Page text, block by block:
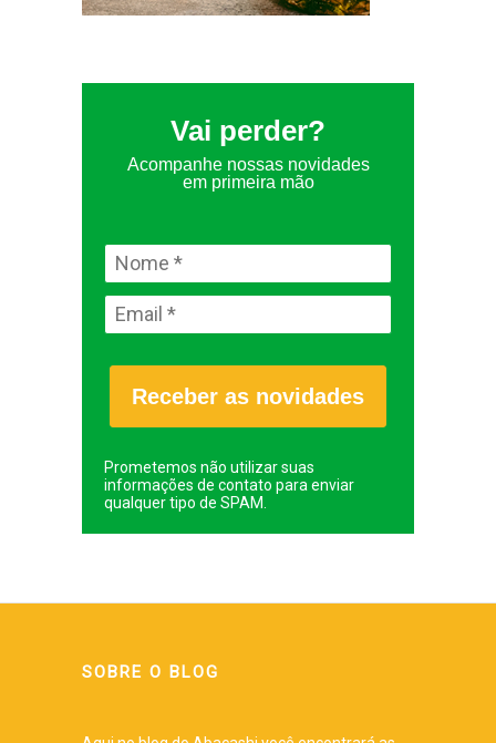
Vai perder?
Acompanhe nossas novidades
em primeira mão
Receber as novidades
Prometemos não utilizar suas
informações de contato para enviar
qualquer tipo de SPAM.
SOBRE O BLOG